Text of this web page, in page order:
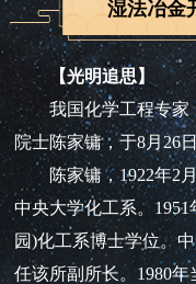
湿法冶金
【光明追思】
我国化学工程专家，
院士陈家镛，于8月26
陈家镛，1922年2月
中央大学化工系。
园)化工系博士学位。
任该所副所长。1980年